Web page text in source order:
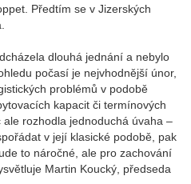
Předtím se v Jizerských
dlouhá jednání a nebylo
počasí je nejvhodnější únor,
problémů v podobě
kapacit či termínových
rozhodla jednoduchá úvaha –
v její klasické podobě, pak
to náročné, ale pro zachování
Martin Koucký, předseda